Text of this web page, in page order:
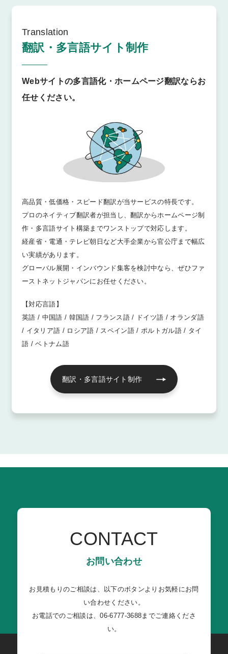
Translation
翻訳・多言語サイト制作
Webサイトの多言語化・ホームページ翻訳ならお
任せください。
高品質・低価格・スピード翻訳が当サービスの特長です。
プロのネイティブ翻訳者が担当し、翻訳からホームページ制
作・多言語サイト構築までワンストップで対応します。
経産省・電通・テレビ朝日など大手企業から官公庁まで幅広
い実績があります。
グローバル展開・インバウンド集客を検討中なら、ぜひファ
ーストネットジャパンにお任せください。
【対応言語】
英語 / 中国語 / 韓国語 / フランス語 / ドイツ語 / オランダ語
/ イタリア語 / ロシア語 / スペイン語 / ポルトガル語 / タイ
語 / ベトナム語
翻訳・多言語サイト制作
CONTACT
お問い合わせ
お見積もりのご相談は、以下のボタンよりお気軽にお問
い合わせください。
お電話でのご相談は、06-6777-3688までご連絡くださ
い。